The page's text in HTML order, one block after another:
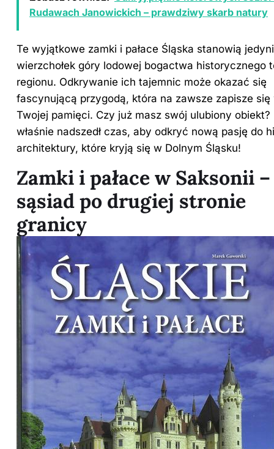
Rudawach Janowickich – prawdziwy skarb natury
Te wyjątkowe zamki i pałace Śląska stanowią
wierzchołek góry lodowej bogactwa historycznego
regionu. Odkrywanie ich tajemnic może okazać się
fascynującą przygodą, która na zawsze zapisze się
Twojej pamięci. Czy już masz swój ulubiony obiekt?
właśnie nadszedł czas, aby odkryć nową pasję do
architektury, które kryją się w Dolnym Śląsku!
Zamki i pałace w Saksonii –
sąsiad po drugiej stronie
granicy